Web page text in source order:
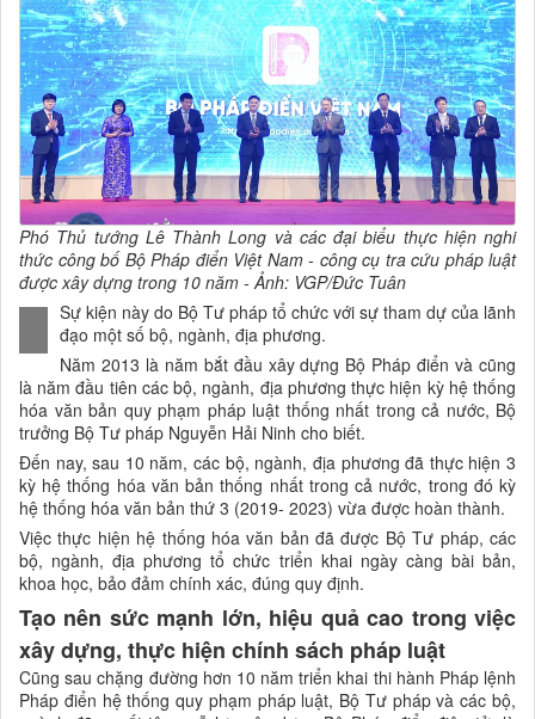
Phó Thủ tướng Lê Thành Long và các đại biểu thực hiện nghi
thức công bố Bộ Pháp điển Việt Nam - công cụ tra cứu pháp luật
được xây dựng trong 10 năm - Ảnh: VGP/Đức Tuân
Sự kiện này do Bộ Tư pháp tổ chức với sự tham dự của lãnh
đạo một số bộ, ngành, địa phương.
Năm 2013 là năm bắt đầu xây dựng Bộ Pháp điển và cũng
là năm đầu tiên các bộ, ngành, địa phương thực hiện kỳ hệ thống
hóa văn bản quy phạm pháp luật thống nhất trong cả nước, Bộ
trưởng Bộ Tư pháp Nguyễn Hải Ninh cho biết.
Đến nay, sau 10 năm, các bộ, ngành, địa phương đã thực hiện 3
kỳ hệ thống hóa văn bản thống nhất trong cả nước, trong đó kỳ
hệ thống hóa văn bản thứ 3 (2019- 2023) vừa được hoàn thành.
Việc thực hiện hệ thống hóa văn bản đã được Bộ Tư pháp, các
bộ, ngành, địa phương tổ chức triển khai ngày càng bài bản,
khoa học, bảo đảm chính xác, đúng quy định.
Tạo nên sức mạnh lớn, hiệu quả cao trong việc
xây dựng, thực hiện chính sách pháp luật
Cũng sau chặng đường hơn 10 năm triển khai thi hành Pháp lệnh
Pháp điển hệ thống quy phạm pháp luật, Bộ Tư pháp và các bộ,